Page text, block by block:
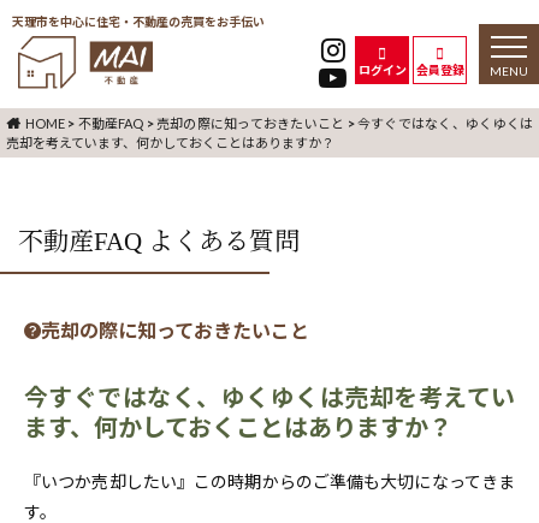
天理市を中心に住宅・不動産の売買をお手伝い
ログイン 会員登録
toggle
HOME > 不動産FAQ > 売却の際に知っておきたいこと >今すぐではなく、ゆくゆくは
売却を考えています、何かしておくことはありますか？
不動産FAQ よくある質問
売却の際に知っておきたいこと
今すぐではなく、ゆくゆくは売却を考えてい
ます、何かしておくことはありますか？
『いつか売却したい』この時期からのご準備も大切になってきま
す。